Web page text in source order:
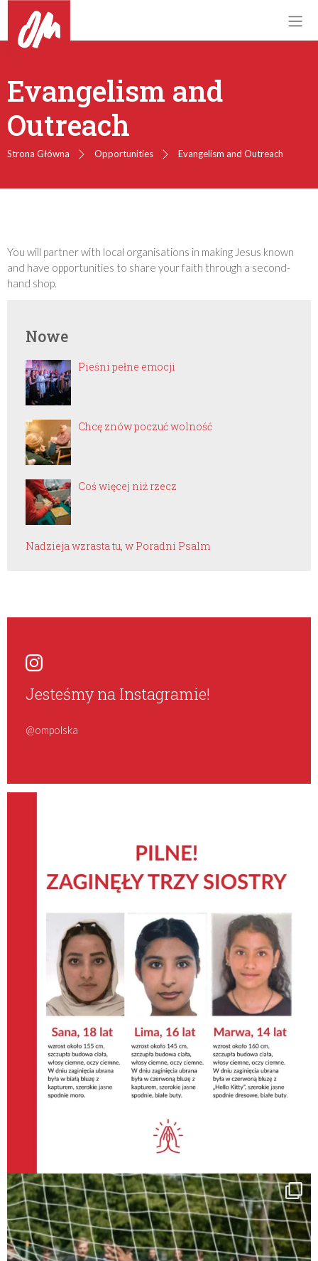
Evangelism and
Outreach
Strona Główna Opportunities Evangelism and Outreach
You will partner with local organisations in making Jesus known
and have opportunities to share your faith through a second-
hand shop.
Nowe
Pieśni pełne emocji
Chcę znów poczuć wolność
Coś więcej niż rzecz
Nadzieja wzrasta tu, w Poradni Psalm
Jesteśmy na Instagramie!
@ompolska